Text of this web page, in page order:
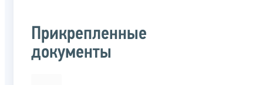
Прикрепленные
документы